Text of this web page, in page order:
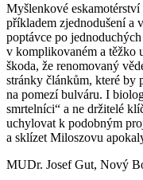
Myšlenkové
příkladem zjednodušení a
poptávce po
v komplikovaném a těžko
škoda, že renomovaný
stránky článkům, které by
na pomezí bulváru. I
smrtelníci“ a ne držitelé
uchylovat k podobným
a sklízet Miloszovu
MUDr. Josef Gut, Nový